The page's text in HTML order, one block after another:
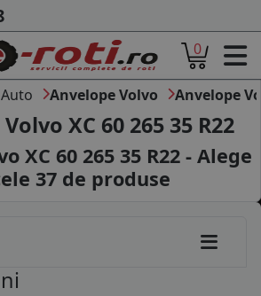
NOI
AUTO
CAMION
MOTO
MARCA AUTO
0
Anvelope Volvo Anvelope
XC 60 265 35 R22
XC 60 265 35 R22 - Alege
37de produse